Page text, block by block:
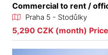
Commercial to rent /
Praha 5 - Stodůlky
5,290 CZK (month) Price